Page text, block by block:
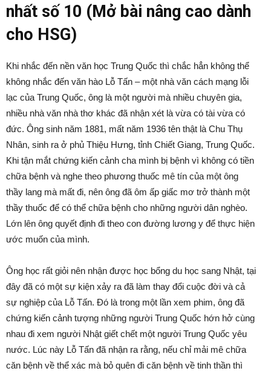
nhất số 10 (Mở bài nâng cao dành
cho HSG)
Khi nhắc đến nền văn học Trung Quốc thì chắc hẳn không thể
không nhắc đến văn hào Lỗ Tấn – một nhà văn cách mạng lỗi
lạc của Trung Quốc, ông là một người mà nhiều chuyên gia,
nhiều nhà văn nhà thơ khác đã nhận xét là vừa có tài vừa có
đức. Ông sinh năm 1881, mất năm 1936 tên thật là Chu Thụ
Nhân, sinh ra ở phủ Thiệu Hưng, tỉnh Chiết Giang, Trung Quốc.
Khi tận mắt chứng kiến cảnh cha mình bị bệnh vì không có tiền
chữa bệnh và nghe theo phương thuốc mê tín của một ông
thầy lang mà mất đi, nên ông đã ôm ấp giấc mơ trở thành một
thầy thuốc để có thể chữa bệnh cho những người dân nghèo.
Lớn lên ông quyết định đi theo con đường lương y để thực hiện
ước muốn của mình.
Ông học rất giỏi nên nhận được học bổng du học sang Nhật, tại
đây đã có một sự kiện xảy ra đã làm thay đổi cuộc đời và cả
sự nghiệp của Lỗ Tấn. Đó là trong một lần xem phim, ông đã
chứng kiến cảnh tượng những người Trung Quốc hớn hở cùng
nhau đi xem người Nhật giết chết một người Trung Quốc yêu
nước. Lúc này Lỗ Tấn đã nhận ra rằng, nếu chỉ mải mê chữa
căn bệnh về thể xác mà bỏ quên đi căn bệnh về tinh thần thì